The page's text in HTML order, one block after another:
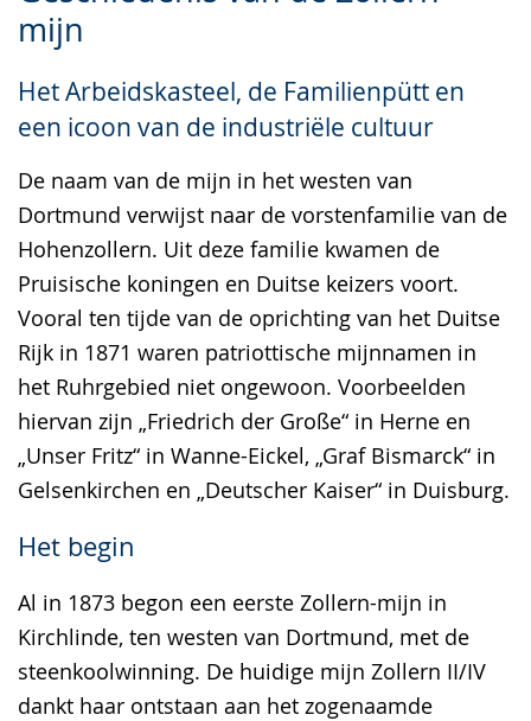
mijn
Het Arbeidskasteel, de Familienpütt en
een icoon van de industriële cultuur
De naam van de mijn in het westen van
Dortmund verwijst naar de vorstenfamilie van de
Hohenzollern. Uit deze familie kwamen de
Pruisische koningen en Duitse keizers voort.
Vooral ten tijde van de oprichting van het Duitse
Rijk in 1871 waren patriottische mijnnamen in
het Ruhrgebied niet ongewoon. Voorbeelden
hiervan zijn „Friedrich der Große“ in Herne en
„Unser Fritz“ in Wanne-Eickel, „Graf Bismarck“ in
Gelsenkirchen en „Deutscher Kaiser“ in Duisburg.
Het begin
Al in 1873 begon een eerste Zollern-mijn in
Kirchlinde, ten westen van Dortmund, met de
steenkoolwinning. De huidige mijn Zollern II/IV
dankt haar ontstaan aan het zogenaamde
Sprache
Unterstützung.
in
Gebärdensprache
wird
angezeigt.